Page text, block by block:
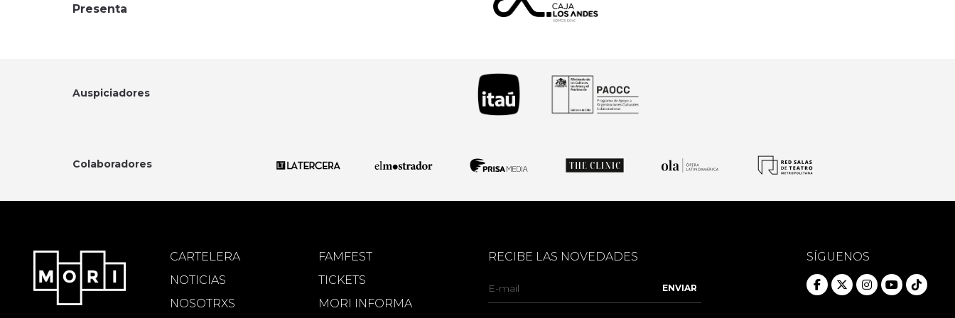
Presenta
Auspiciadores
Colaboradores
CARTELERA
NOTICIAS
NOSOTRXS
FAMFEST
TICKETS
MORI INFORMA
RECIBE LAS NOVEDADES SÍGUENOS